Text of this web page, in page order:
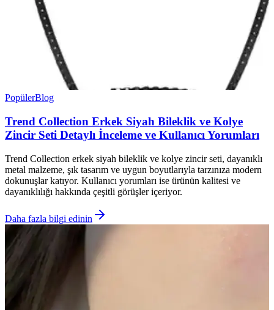
PopülerBlog
Trend Collection Erkek Siyah Bileklik ve Kolye
Zincir Seti Detaylı İnceleme ve Kullanıcı Yorumları
Trend Collection erkek siyah bileklik ve kolye zincir seti, dayanıklı
metal malzeme, şık tasarım ve uygun boyutlarıyla tarzınıza modern
dokunuşlar katıyor. Kullanıcı yorumları ise ürünün kalitesi ve
dayanıklılığı hakkında çeşitli görüşler içeriyor.
Daha fazla bilgi edinin